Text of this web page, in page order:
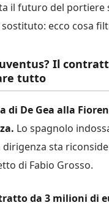
il futuro del portiere
ecco cosa
Il
tutto
di De Gea alla
Lo spagnolo
dirigenza sta
di Fabio Grosso.
da 3 milioni di